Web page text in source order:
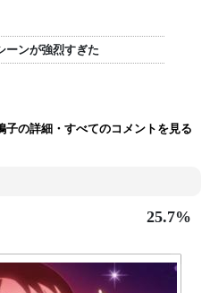
ーンが強烈すぎた
子の詳細・すべてのコメントを見る
25.7%